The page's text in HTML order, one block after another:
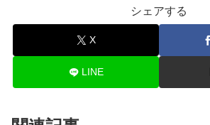
シェアする
X
LINE